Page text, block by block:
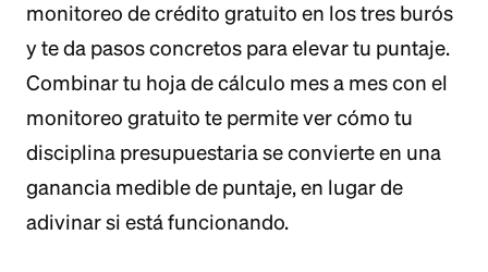
monitoreo de crédito gratuito en los tres burós
y te da pasos concretos para elevar tu puntaje.
Combinar tu hoja de cálculo mes a mes con el
monitoreo gratuito te permite ver cómo tu
disciplina presupuestaria se convierte en una
ganancia medible de puntaje, en lugar de
adivinar si está funcionando.